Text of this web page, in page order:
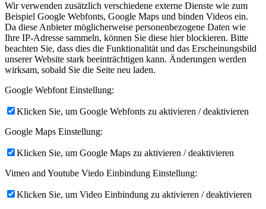
Wir verwenden zusätzlich verschiedene externe Dienste wie zum
Beispiel Google Webfonts, Google Maps und binden Videos ein.
Da diese Anbieter möglicherweise personenbezogene Daten wie
Ihre IP-Adresse sammeln, können Sie diese hier blockieren. Bitte
beachten Sie, dass dies die Funktionalität und das Erscheinungsbild
unserer Website stark beeinträchtigen kann. Änderungen werden
wirksam, sobald Sie die Seite neu laden.
Google Webfont Einstellung:
Klicken Sie, um Google Webfonts zu aktivieren / deaktivieren
Google Maps Einstellung:
Klicken Sie, um Google Maps zu aktivieren / deaktivieren
Vimeo and Youtube Viedo Einbindung Einstellung:
Klicken Sie, um Video Einbindung zu aktivieren / deaktivieren